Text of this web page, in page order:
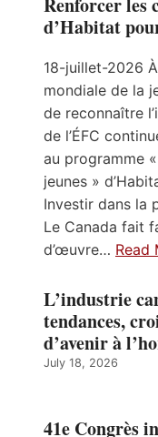
d’Habitat
18-juillet-2026
mondiale de la
de reconnaître
de l’ÉFC
au programme
jeunes »
Investir dans la
Le Canada fait
d’œuvre… Read
L’industrie
tendances,
d’avenir à
July 18, 2026
41e Congrès